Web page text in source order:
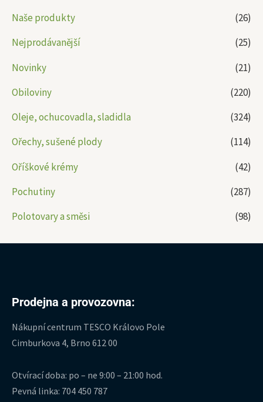
Naše produkty
(26)
Nejprodávanější
(25)
Novinky
(21)
Obiloviny
(220)
Oleje, ochucovadla, sladidla
(324)
Ořechy, sušené plody
(114)
Oříškové krémy
(42)
Pochutiny
(287)
Polotovary a směsi
(98)
Prodejna a provozovna:
Nákupní centrum TESCO Královo Pole
Cimburkova 4, Brno 612 00
Otvírací doba: po – ne 9:00 – 21:00 hod.
Pevná linka: 704 450 787